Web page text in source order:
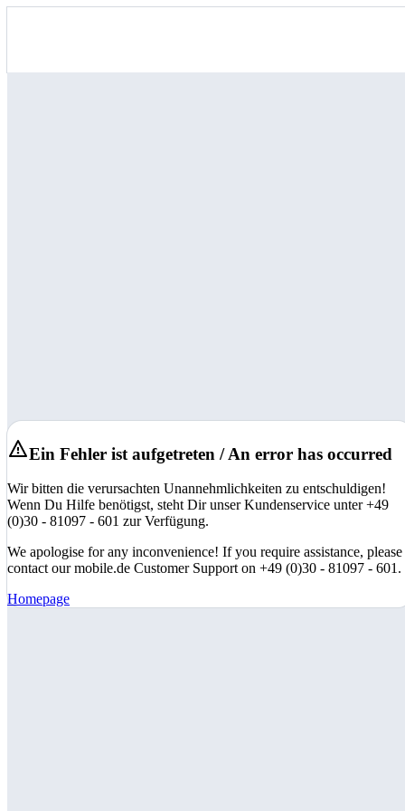
Ein Fehler ist aufgetreten / An error has occurred
Wir bitten die verursachten Unannehmlichkeiten zu entschuldigen!
Wenn Du Hilfe benötigst, steht Dir unser Kundenservice unter +49
(0)30 - 81097 - 601 zur Verfügung.
We apologise for any inconvenience! If you require assistance, please
contact our mobile.de Customer Support on +49 (0)30 - 81097 - 601.
Homepage